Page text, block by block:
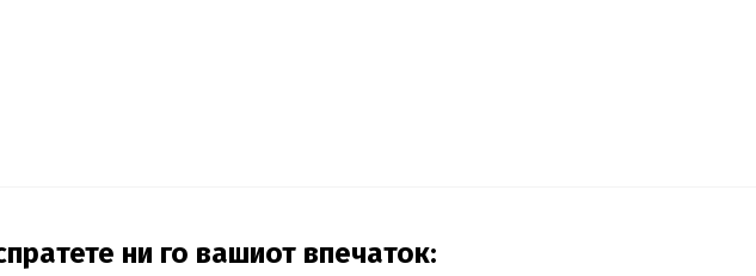
ни го вашиот впечаток: